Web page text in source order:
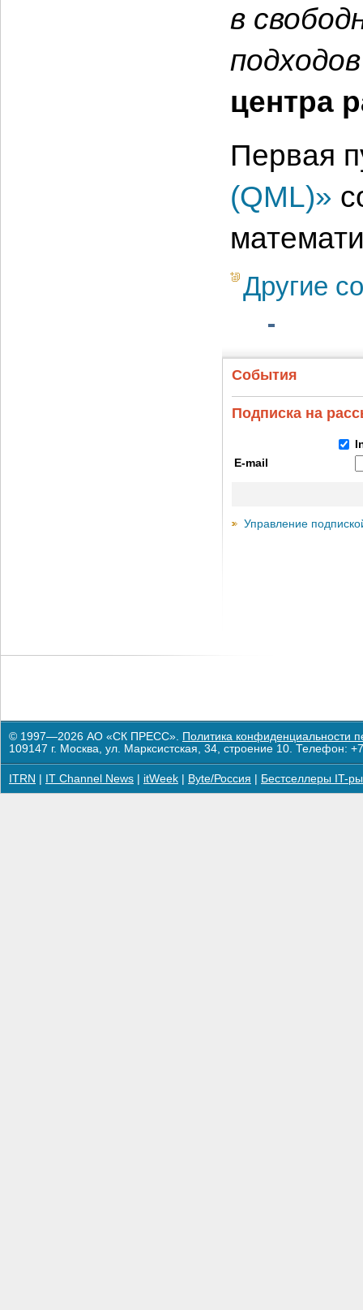
в
центра
Первая
(QML)»
Другие
События
Подписка на
E-mail
Управление
© 1997—2026 АО «СК ПРЕСС». Политика конфиденциальности
109147 г. Москва, ул. Марксистская, 34, строение 10. Телефон:
ITRN IT Channel News itWeek Byte/Россия Бестселлеры IT-